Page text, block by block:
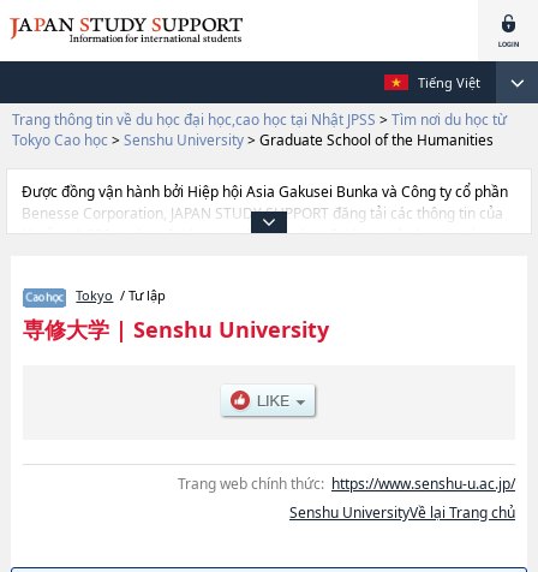
Tiếng Việt
Trang thông tin về du học đại học,cao học tại Nhật JPSS > Tìm nơi du học từ
Tokyo Cao học > Senshu University> Graduate School of the Humanities
Được đồng vận hành bởi Hiệp hội Asia Gakusei Bunka và Công ty cổ phần
Benesse Corporation, JAPAN STUDY SUPPORT đăng tải các thông tin của
khoảng 1.300 trường đại học, cao học, trường đại học ngắn hạn, trường
cần thiết dành cho du học sinh, như là về các Graduate School of
EconomicshoặcGraduate School of the HumanitieshoặcGraduate School
of Business AdministrationhoặcGraduate School of
khoa nghiên cứu, thông tin liên quan đến thi tuyển như số lượng tuyển
sinh, số lượng trúng tuyển, cở sở trang thiết bị, hướng dẫn địa điểm v.v...
Tokyo / Tư lập
専修大学| Senshu University
Trang web chính thức: https://www.senshu-u.ac.jp/
Senshu UniversityVề lại Trang chủ